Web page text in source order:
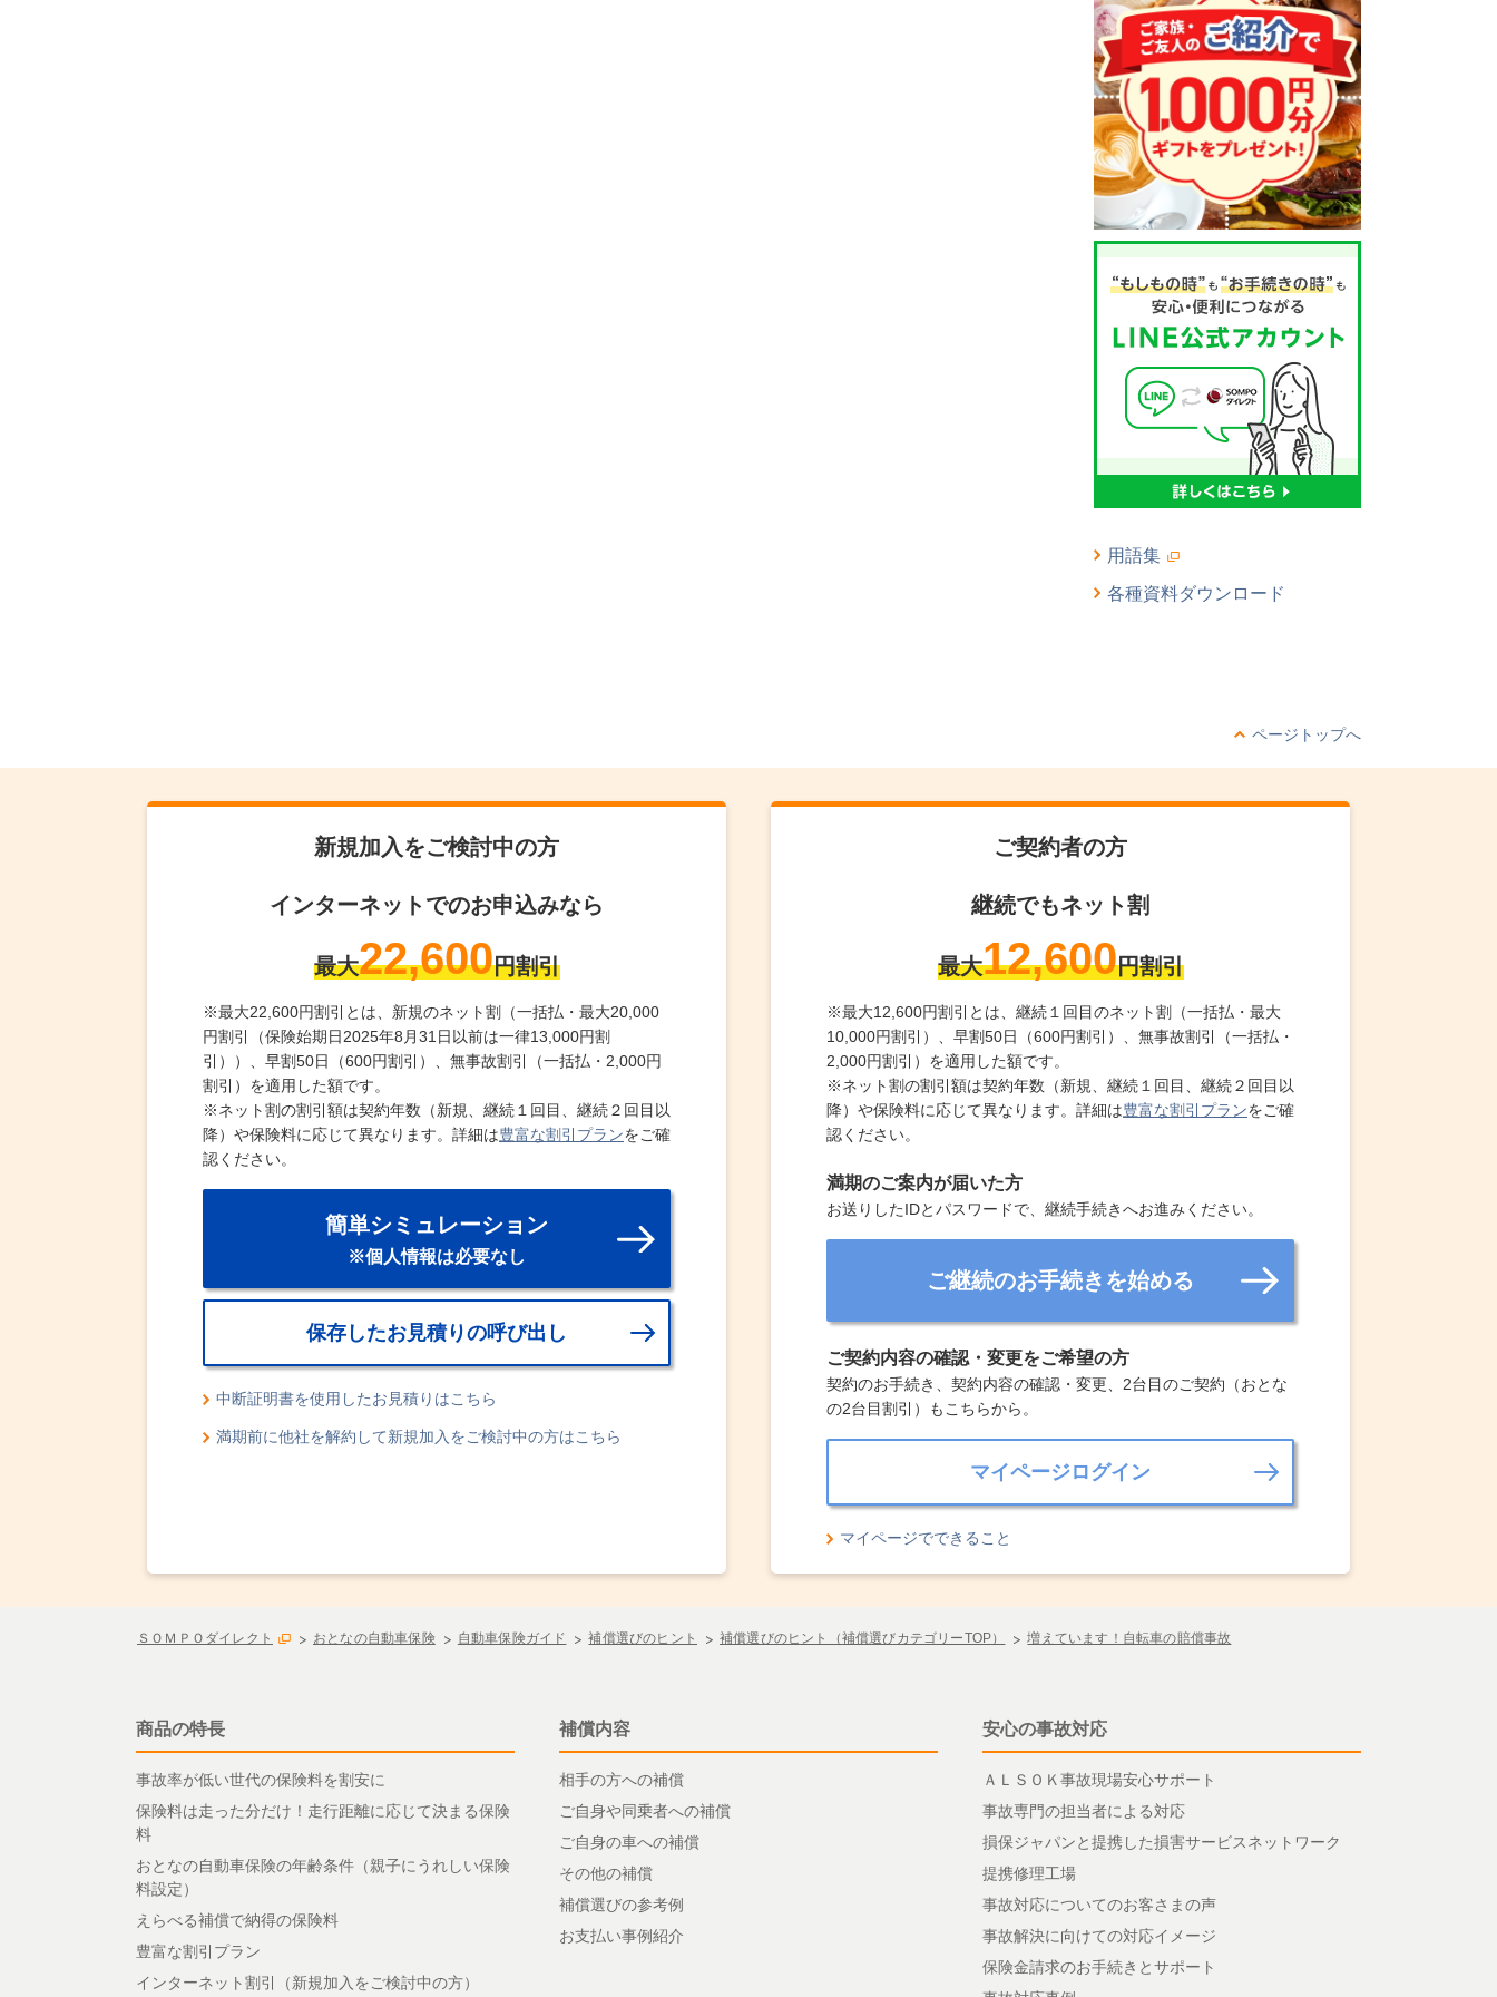
用語集
各種資料ダウンロード
ページトップへ
新規加入をご検討中の方
インターネットでのお申込みなら
最大22,600円割引
※最大22,600円割引とは、新規のネット割（一括払・最大20,000
円割引（保険始期日2025年8月31日以前は一律13,000円割
引））、早割50日（600円割引）、無事故割引（一括払・2,000円
割引）を適用した額です。
※ネット割の割引額は契約年数（新規、継続１回目、継続２回目以
降）や保険料に応じて異なります。詳細は豊富な割引プランをご確
認ください。
簡単シミュレーション
※個人情報は必要なし
保存したお見積りの呼び出し
中断証明書を使用したお見積りはこちら
満期前に他社を解約して新規加入をご検討中の方はこちら
ご契約者の方
継続でもネット割
最大12,600円割引
※最大12,600円割引とは、継続１回目のネット割（一括払・最大
10,000円割引）、早割50日（600円割引）、無事故割引（一括払・
2,000円割引）を適用した額です。
※ネット割の割引額は契約年数（新規、継続１回目、継続２回目以
降）や保険料に応じて異なります。詳細は豊富な割引プランをご確
認ください。
満期のご案内が届いた方
お送りしたIDとパスワードで、継続手続きへお進みください。
ご継続のお手続きを始める
ご契約内容の確認・変更をご希望の方
契約のお手続き、契約内容の確認・変更、2台目のご契約（おとな
の2台目割引）もこちらから。
マイページログイン
マイページでできること
ＳＯＭＰＯダイレクト おとなの自動車保険 自動車保険ガイド 補償選びのヒント 補償選びのヒント（補償選びカテゴリーTOP） 増えています！自転車の賠償事故
商品の特長
事故率が低い世代の保険料を割安に
保険料は走った分だけ！走行距離に応じて決まる保険
料
おとなの自動車保険の年齢条件（親子にうれしい保険
料設定）
えらべる補償で納得の保険料
豊富な割引プラン
インターネット割引（新規加入をご検討中の方）
補償内容
相手の方への補償
ご自身や同乗者への補償
ご自身の車への補償
その他の補償
補償選びの参考例
お支払い事例紹介
安心の事故対応
ＡＬＳＯＫ事故現場安心サポート
事故専門の担当者による対応
損保ジャパンと提携した損害サービスネットワーク
提携修理工場
事故対応についてのお客さまの声
事故解決に向けての対応イメージ
保険金請求のお手続きとサポート